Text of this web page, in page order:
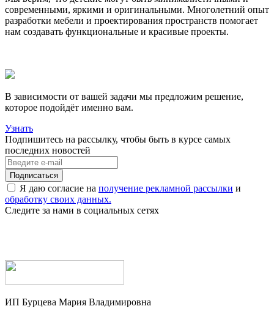
современными, яркими и оригинальными. Многолетний опыт
разработки мебели и проектирования пространств помогает
нам создавать функциональные и красивые проекты.
В зависимости от вашей задачи мы предложим решение,
которое подойдёт именно вам.
Узнать
Подпишитесь на рассылку, чтобы быть в курсе самых
последних новостей
Я даю согласие на получение рекламной рассылки и
обработку своих данных.
Следите за нами в социальных сетях
ИП Бурцева Мария Владимировна